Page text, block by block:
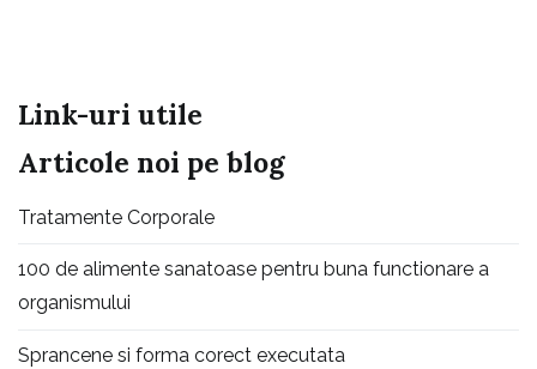
Link-uri utile
Articole noi pe blog
Tratamente Corporale
100 de alimente sanatoase pentru buna functionare a
organismului
Sprancene si forma corect executata